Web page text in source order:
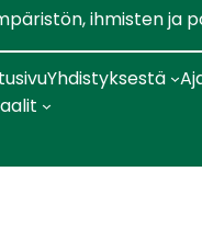
ihmisten ja
Yhdistyksestä